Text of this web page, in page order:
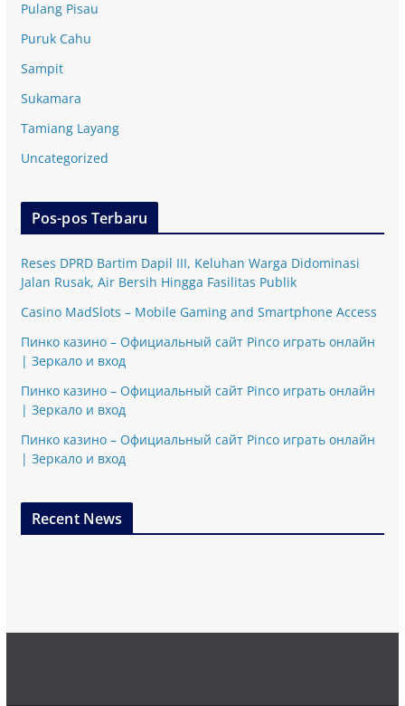
Pulang Pisau
Puruk Cahu
Sampit
Sukamara
Tamiang Layang
Uncategorized
Pos-pos Terbaru
Reses DPRD Bartim Dapil III, Keluhan Warga Didominasi
Jalan Rusak, Air Bersih Hingga Fasilitas Publik
Casino MadSlots – Mobile Gaming and Smartphone Access
Пинко казино – Официальный сайт Pinco играть онлайн
| Зеркало и вход
Пинко казино – Официальный сайт Pinco играть онлайн
| Зеркало и вход
Пинко казино – Официальный сайт Pinco играть онлайн
| Зеркало и вход
Recent News